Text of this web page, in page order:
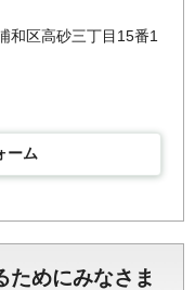
和区高砂三丁目15番1
ーム
ためにみなさま